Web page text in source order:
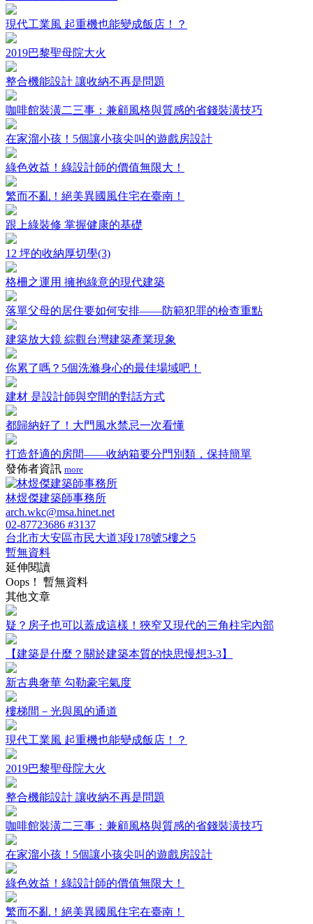
現代工業風 起重機也能變成飯店！？
2019巴黎聖母院大火
整合機能設計 讓收納不再是問題
咖啡館裝潢二三事：兼顧風格與質感的省錢裝潢技巧
在家溜小孩！5個讓小孩尖叫的遊戲房設計
綠色效益！綠設計師的價值無限大！
繁而不亂！絕美異國風住宅在臺南！
跟上綠裝修 掌握健康的基礎
12 坪的收納厚切學(3)
格柵之運用 擁抱綠意的現代建築
落單父母的居住要如何安排——防範犯罪的檢查重點
建築放大鏡 綜觀台灣建築產業現象
你累了嗎？5個洗滌身心的最佳場域吧！
建材 是設計師與空間的對話方式
都歸納好了！大門風水禁忌一次看懂
打造舒適的房間——收納箱要分門別類，保持簡單
發佈者資訊 more
林煜傑建築師事務所
arch.wkc@msa.hinet.net
02-87723686 #3137
台北市大安區市民大道3段178號5樓之5
暫無資料
延伸閱讀
Oops！ 暫無資料
其他文章
疑？房子也可以蓋成這樣！狹窄又現代的三角柱宅內部
【建築是什麼？關於建築本質的快思慢想3-3】
新古典奢華 勾勒豪宅氣度
樓梯間－光與風的通道
現代工業風 起重機也能變成飯店！？
2019巴黎聖母院大火
整合機能設計 讓收納不再是問題
咖啡館裝潢二三事：兼顧風格與質感的省錢裝潢技巧
在家溜小孩！5個讓小孩尖叫的遊戲房設計
綠色效益！綠設計師的價值無限大！
繁而不亂！絕美異國風住宅在臺南！